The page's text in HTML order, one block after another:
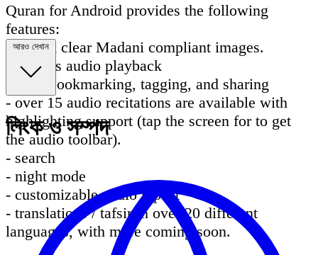
Quran for Android provides the following
features:
- crystal clear Madani compliant images.
- gapless audio playback
- ayah bookmarking, tagging, and sharing
- over 15 audio recitations are available with
highlighting support (tap the screen for to get
the audio toolbar).
- search
- night mode
- customizable audio repeat
- translations / tafsir in over 20 different
languages, with more coming soon.
লিংক ও সম্পদ